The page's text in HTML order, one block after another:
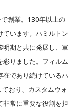
創業。130年以上の
ています。ハミルトン
明期と共に発展し、軍
彩りました。フィルム
在であり続けているハ
おり、カスタムウォ
非常に重要な役割を担